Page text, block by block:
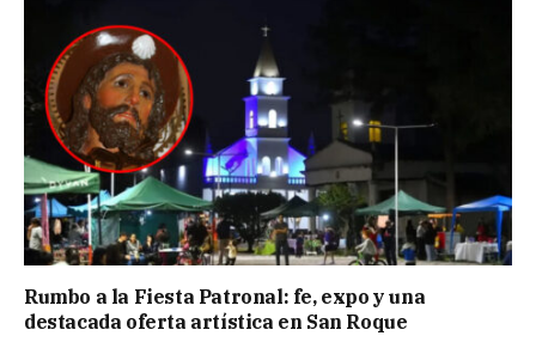
Rumbo a la Fiesta Patronal: fe, expo y una
destacada oferta artística en San Roque